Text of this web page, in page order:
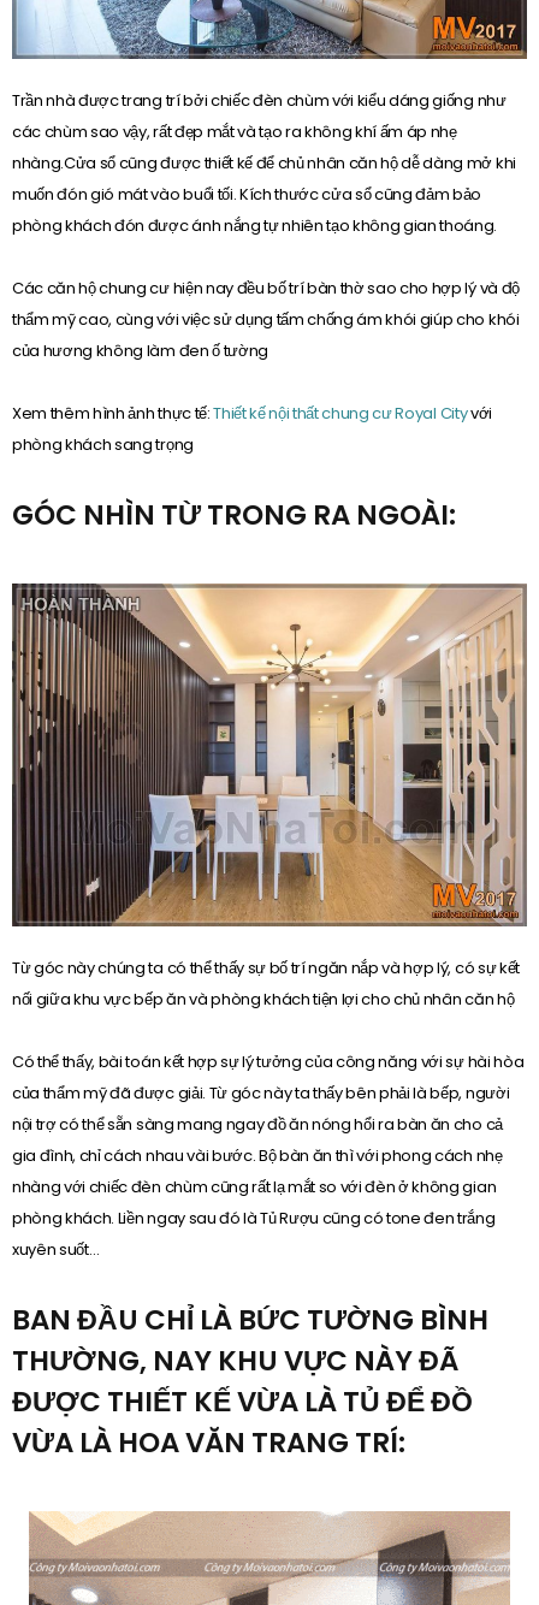
Trần nhà được trang trí bởi chiếc đèn chùm với kiểu dáng giống như
các chùm sao vậy, rất đẹp mắt và tạo ra không khí ấm áp nhẹ
nhàng.Cửa sổ cũng được thiết kế để chủ nhân căn hộ dễ dàng mở khi
muốn đón gió mát vào buổi tối. Kích thước cửa sổ cũng đảm bảo
phòng khách đón được ánh nắng tự nhiên tạo không gian thoáng.
Các căn hộ chung cư hiện nay đều bố trí bàn thờ sao cho hợp lý và độ
thẩm mỹ cao, cùng với việc sử dụng tấm chống ám khói giúp cho khói
của hương không làm đen ố tường
Xem thêm hình ảnh thực tế:Thiết kế nội thất chung cư Royal Cityvới
phòng khách sang trọng
GÓC NHÌN TỪ TRONG RA NGOÀI:
Từ góc này chúng ta có thể thấy sự bố trí ngăn nắp và hợp lý, có sự kết
nối giữa khu vực bếp ăn và phòng khách tiện lợi cho chủ nhân căn hộ
Có thể thấy, bài toán kết hợp sự lý tưởng của công năng với sự hài hòa
của thẩm mỹ đã được giải. Từ góc này ta thấy bên phải là bếp, người
nội trợ có thể sẵn sàng mang ngay đồ ăn nóng hổi ra bàn ăn cho cả
gia đình, chỉ cách nhau vài bước. Bộ bàn ăn thì với phong cách nhẹ
nhàng với chiếc đèn chùm cũng rất lạ mắt so với đèn ở không gian
phòng khách. Liền ngay sau đó là Tủ Rượu cũng có tone đen trắng
xuyên suốt…
BAN ĐẦU CHỈ LÀ BỨC TƯỜNG BÌNH
THƯỜNG, NAY KHU VỰC NÀY ĐÃ
ĐƯỢC THIẾT KẾ VỪA LÀ TỦ ĐỂ ĐỒ
VỪA LÀ HOA VĂN TRANG TRÍ: